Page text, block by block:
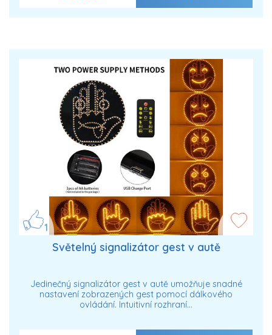
1
Světelný signalizátor gest v autě
Jedinečný signalizátor gest v autě umožňuje snadné
nastavení zobrazených gest pomocí dálkového
ovládání. Intuitivní rozhraní…